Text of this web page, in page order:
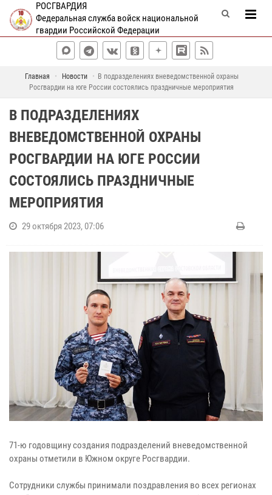
РОСГВАРДИЯ
Федеральная служба войск национальной
гвардии Российской Федерации
Главная Новости
В подразделениях вневедомственной охраны
Росгвардии на юге России состоялись праздничные мероприятия
В ПОДРАЗДЕЛЕНИЯХ
ВНЕВЕДОМСТВЕННОЙ ОХРАНЫ
РОСГВАРДИИ НА ЮГЕ РОССИИ
СОСТОЯЛИСЬ ПРАЗДНИЧНЫЕ
МЕРОПРИЯТИЯ
29 октября 2023, 07:06
71-ю годовщину создания подразделений вневедомственной
охраны отметили в Южном округе Росгвардии.
Сотрудники службы принимали поздравления во всех регионах